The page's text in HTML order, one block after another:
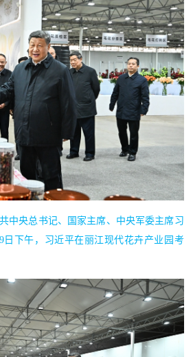
中央总书记、国家主席、中央军委主席习
日下午，习近平在丽江现代花卉产业园考